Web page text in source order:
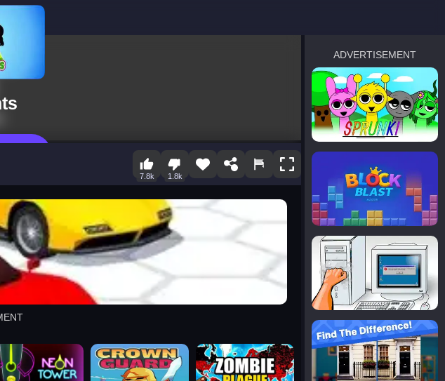
7.8k 1.8k
tower crown guard zombie plague
ADVERTISEMENT
sprunki
Blocky Blast!
smash it
notice the difference